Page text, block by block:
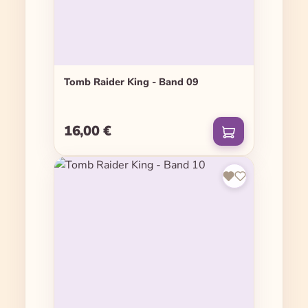
Tomb Raider King - Band 09
Regulärer Preis:
16,00 €